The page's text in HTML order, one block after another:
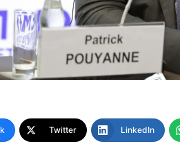
Twitter LinkedIn